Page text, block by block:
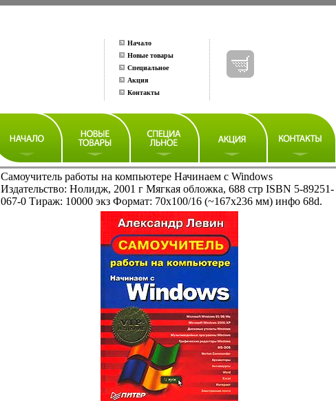
Начало
Новые товары
Специальное
Акция
Контакты
Самоучитель работы на компьютере Начинаем с Windows
Издательство: Нолидж, 2001 г Мягкая обложка, 688 стр ISBN 5-89251-
067-0 Тираж: 10000 экз Формат: 70x100/16 (~167x236 мм) инфо 68d.